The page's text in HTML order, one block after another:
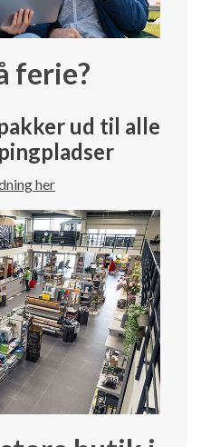
ferie?
ud til alle
her